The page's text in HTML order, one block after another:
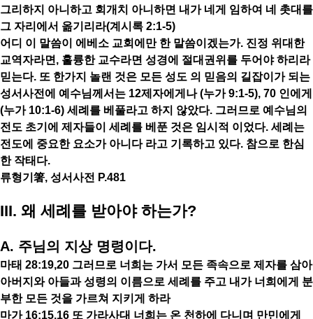
그리하지 아니하고 회개치 아니하면 내가 네게 임하여 네 촛대를
그 자리에서 옮기리라(계시록 2:1-5)
어디 이 말씀이 에베소 교회에만 한 말씀이겠는가. 진정 위대한
교역자라면, 훌륭한 교수라면 성경에 절대권위를 두어야 하리라
믿는다. 또 한가지 놀랜 것은 모든 성도 의 믿음의 길잡이가 되는
성서사전에 예수님께서는 12제자에게나 (누가 9:1-5), 70 인에게
(누가 10:1-6) 세례를 베풀라고 하지 않았다. 그러므로 예수님의
전도 초기에 제자들이 세례를 베푼 것은 임시적 이었다. 세례는
전도에 중요한 요소가 아니다 라고 기록하고 있다. 참으로 한심
한 작태다.
류형기箸, 성서사전 P.481
III. 왜 세례를 받아야 하는가?
A. 주님의 지상 명령이다.
마태 28:19,20 그러므로 너희는 가서 모든 족속으로 제자를 삼아
아버지와 아들과 성령의 이름으로 세례를 주고 내가 너희에게 분
부한 모든 것을 가르쳐 지키게 하라
마가 16:15,16 또 가라사대 너희는 온 천하에 다니며 만민에게